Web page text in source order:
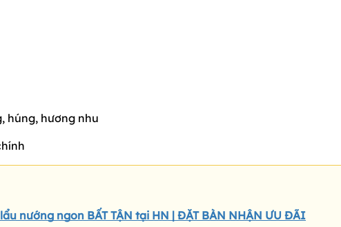
húng, hương nhu
nướng ngon BẤT TẬN tại HN | ĐẶT BÀN NHẬN ƯU ĐÃI